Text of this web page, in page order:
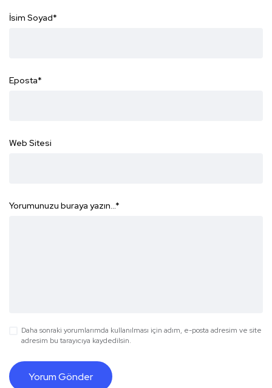
İsim Soyad*
Eposta*
Web Sitesi
Yorumunuzu buraya yazın...*
Daha sonraki yorumlarımda kullanılması için adım, e-posta adresim ve site
adresim bu tarayıcıya kaydedilsin.